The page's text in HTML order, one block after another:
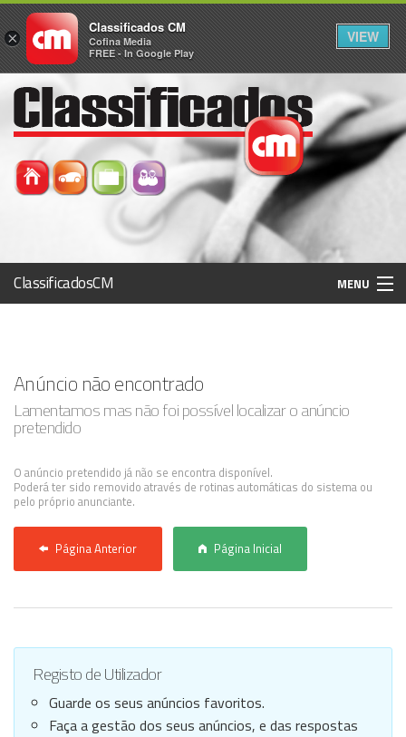
ClassificadosCM MENU
Registo / Login
Anunciar Agora
Anúncio não encontrado
Lamentamos mas não foi possível localizar o anúncio
pretendido
O anúncio pretendido já não se encontra disponível.
Poderá ter sido removido através de rotinas automáticas do sistema ou
pelo próprio anunciante.
Página Anterior Página Inicial
Registo de Utilizador
Guarde os seus anúncios favoritos.
Faça a gestão dos seus anúncios, e das respostas
×
Classificados CM
Cofina Media
FREE - In Google Play
VIEW